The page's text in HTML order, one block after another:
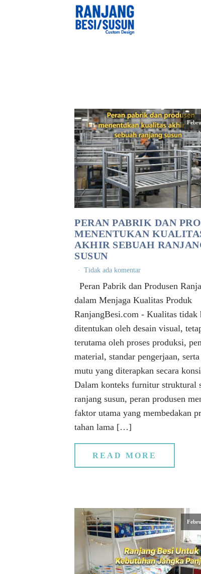
PERAN PABRIK DAN
MENENTUKAN
AKHIR SEBUAH
SUSUN
Tidak ada komentar
Peran Pabrik dan Produsen
dalam Menjaga Kualitas Produk
RanjangBesi.com - Kualitas tidak
ditentukan oleh desain visual,
terutama oleh proses produksi,
material, standar pengerjaan,
mutu yang diterapkan secara
Dalam konteks furnitur struktural
ranjang susun, peran produsen
faktor utama yang membedakan
tahan lama […]
READ MORE